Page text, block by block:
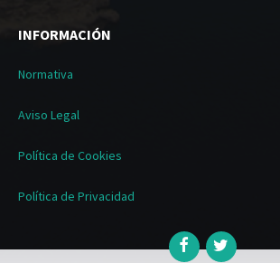
INFORMACIÓN
Normativa
Aviso Legal
Política de Cookies
Política de Privacidad